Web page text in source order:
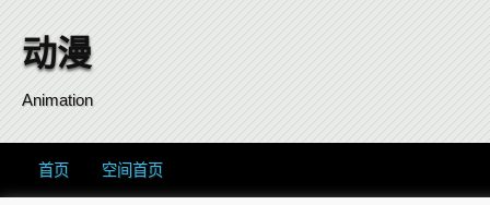
动漫
Animation
首页 空间首页